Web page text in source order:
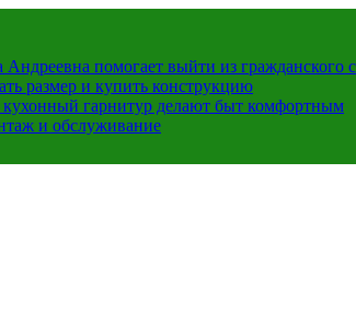
Андреевна помогает выйти из гражданского
размер и купить конструкцию
гарнитур делают быт комфортным
и обслуживание